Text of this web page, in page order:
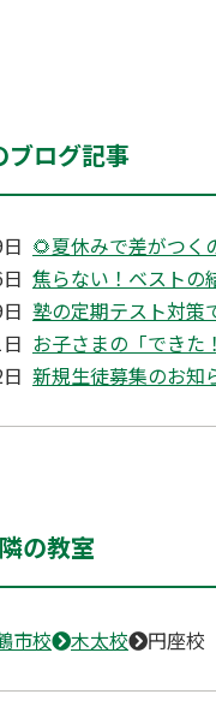
ブログ記事
🌻夏休みで差がつく
焦らない！ベストの
塾の定期テスト対策
お子さまの「できた
新規生徒募集のお知
の教室
市校 木太校 円座校